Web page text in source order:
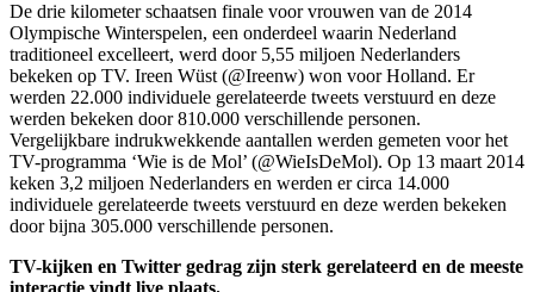
De drie kilometer schaatsen finale voor vrouwen van de 2014
Olympische Winterspelen, een onderdeel waarin Nederland
traditioneel excelleert, werd door 5,55 miljoen Nederlanders
bekeken op TV. Ireen Wüst (@Ireenw) won voor Holland. Er
werden 22.000 individuele gerelateerde tweets verstuurd en deze
werden bekeken door 810.000 verschillende personen.
Vergelijkbare indrukwekkende aantallen werden gemeten voor het
TV-programma ‘Wie is de Mol’ (@WieIsDeMol). Op 13 maart 2014
keken 3,2 miljoen Nederlanders en werden er circa 14.000
individuele gerelateerde tweets verstuurd en deze werden bekeken
door bijna 305.000 verschillende personen.
TV-kijken en Twitter gedrag zijn sterk gerelateerd en de meeste